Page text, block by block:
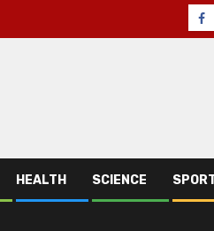
HEALTH SCIENCE